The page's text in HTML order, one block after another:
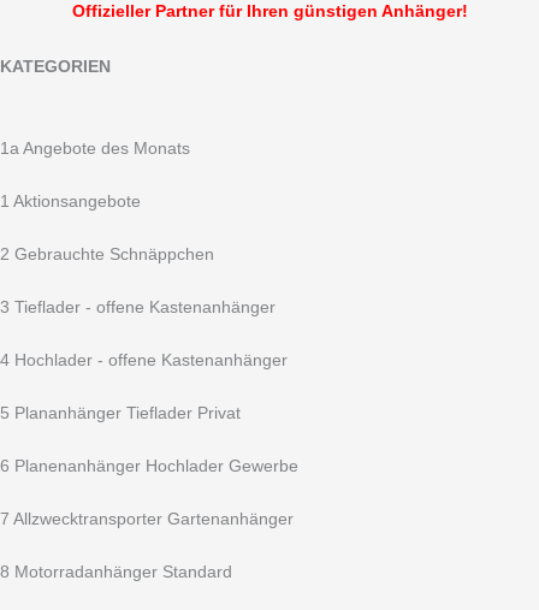
Offizieller Partner für Ihren günstigen Anhänger!
KATEGORIEN
1a Angebote des Monats
1 Aktionsangebote
2 Gebrauchte Schnäppchen
3 Tieflader - offene Kastenanhänger
4 Hochlader - offene Kastenanhänger
5 Plananhänger Tieflader Privat
6 Planenanhänger Hochlader Gewerbe
7 Allzwecktransporter Gartenanhänger
8 Motorradanhänger Standard